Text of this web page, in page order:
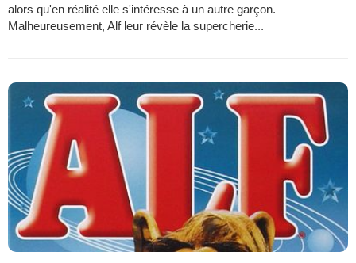
alors qu'en réalité elle s'intéresse à un autre garçon.
Malheureusement, Alf leur révèle la supercherie...